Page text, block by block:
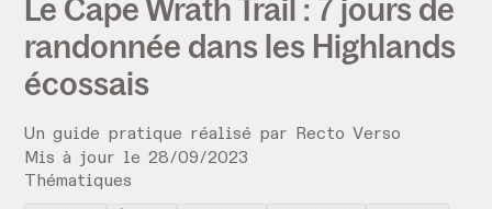
Le Cape Wrath Trail : 7 jours de
randonnée dans les Highlands
écossais
Un guide pratique réalisé par
Recto Verso
Mis à jour le28/09/2023
Thématiques